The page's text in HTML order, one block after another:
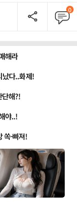
0